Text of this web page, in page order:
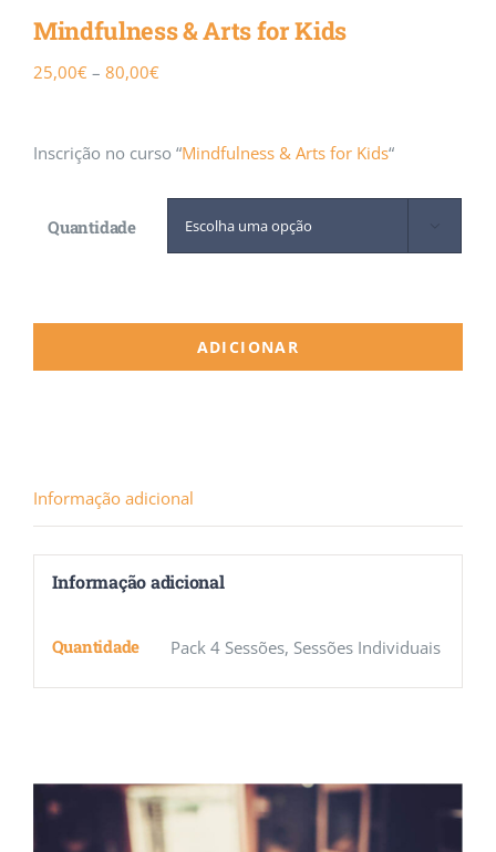
Calendário
Mindfulness & Arts for Kids
25,00€ – 80,00€
80,00€
Inscrição no curso “Mindfulness & Arts for Kids“
Quantidade
ADICIONAR
Informação adicional
Informação adicional
Quantidade Pack 4 Sessões, Sessões Individuais